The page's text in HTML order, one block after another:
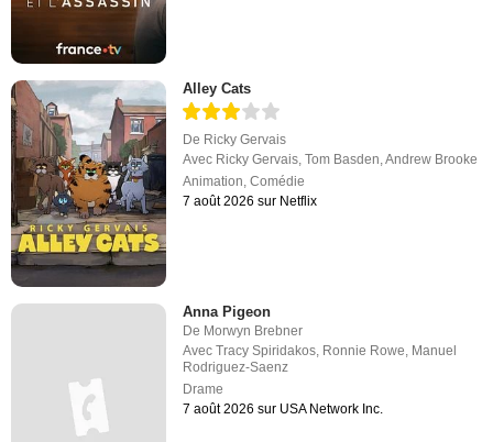
Alley Cats
De Ricky Gervais
Avec Ricky Gervais,Tom Basden,Andrew Brooke
Animation,Comédie
7 août 2026 sur Netflix
Anna Pigeon
De Morwyn Brebner
AvecTracy Spiridakos, Ronnie Rowe, Manuel
Rodriguez-Saenz
Drame
7 août 2026 sur USA Network Inc.